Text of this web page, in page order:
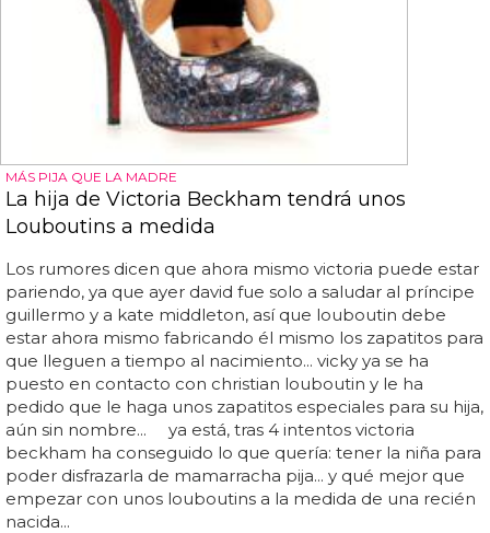
MÁS PIJA QUE LA MADRE
La hija de Victoria Beckham tendrá unos
Louboutins a medida
Los rumores dicen que ahora mismo victoria puede estar
pariendo, ya que ayer david fue solo a saludar al príncipe
guillermo y a kate middleton, así que louboutin debe
estar ahora mismo fabricando él mismo los zapatitos para
que lleguen a tiempo al nacimiento... vicky ya se ha
puesto en contacto con christian louboutin y le ha
pedido que le haga unos zapatitos especiales para su hija,
aún sin nombre... ya está, tras 4 intentos victoria
beckham ha conseguido lo que quería: tener la niña para
poder disfrazarla de mamarracha pija... y qué mejor que
empezar con unos louboutins a la medida de una recién
nacida...